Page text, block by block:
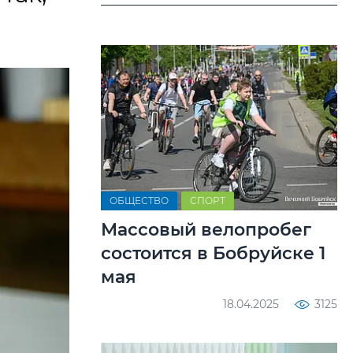
ОБЩЕСТВО СПОРТ
Массовый велопробег
состоится в Бобруйске 1
мая
18.04.2025 3125